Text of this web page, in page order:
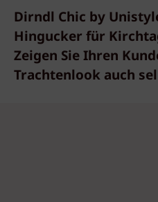
Dirndl Chic by
Hingucker für
Zeigen Sie Ihren
Trachtenlook auch